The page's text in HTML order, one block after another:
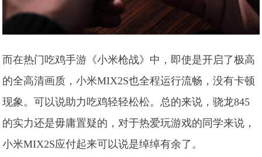
而在热门吃鸡手游《小米枪战》中，即使是开启了极高
的全高清画质，小米MIX2S也全程运行流畅，没有卡顿
现象。可以说助力吃鸡轻轻松松。总的来说，骁龙845
的实力还是毋庸置疑的，对于热爱玩游戏的同学来说，
小米MIX2S应付起来可以说是绰绰有余了。